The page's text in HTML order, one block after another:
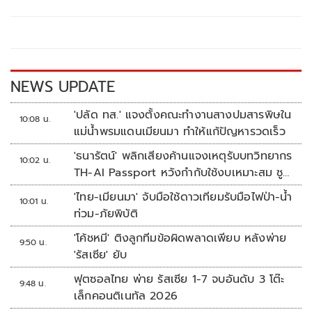
k k
NEWS UPDATE
10:08 น.
'ปลัด ทส.' แจงตั้งคณะทำงานสางปมสารพิษใน
แม่น้ำพรมแดนเมียนมา ทำให้แก้ปัญหารวดเร็ว
10:02 น.
'ธนารัตน์' พลิกเสียงค้านแจงเหตุรับบทวิทยากร
TH-AI Passport หวังกำกับใช้งบเหมาะสม ชู
จุดเด่นคนไทยได้ใช้ AI ระดับโปร ลดเหลื่อมล้ำ
ทางเทคโนโลยี เซฟงบไปกว่า900ล้าน เชื่อหาก
ใช้เต็มที่เอกชนขาดทุนย่อยยับ
10:01 น.
'ไทย-เมียนมา' จับมือใช้ดาวเทียมรับมือไฟป่า-น้ำ
ท่วม-ภัยพิบัติ
9:50 น.
'โค้ชหมี' ติงลูกทีมข้อผิดพลาดเพียบ หลังพ่าย
'รัสเซีย' ยับ
9:48 น.
ฟุตซอลไทย พ่าย รัสเซีย 1-7 จบอันดับ 3 โต๊ะ
เล็กคอนติเนทัล 2026